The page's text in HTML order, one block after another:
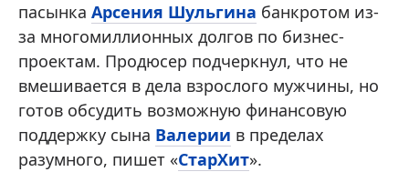
пасынка Арсения Шульгина банкротом из-
за многомиллионных долгов по бизнес-
проектам. Продюсер подчеркнул, что не
вмешивается в дела взрослого мужчины, но
готов обсудить возможную финансовую
поддержку сына Валерии в пределах
разумного, пишет «СтарХит».